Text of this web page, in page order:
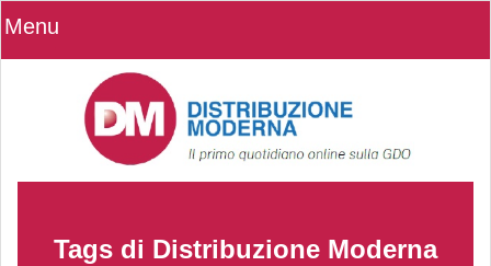
Menu
Tags di Distribuzione Moderna